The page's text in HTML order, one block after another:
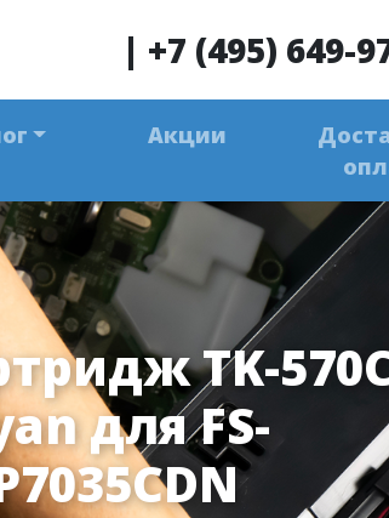
| +7 (495) 649-
Акции
TK-
для FS-